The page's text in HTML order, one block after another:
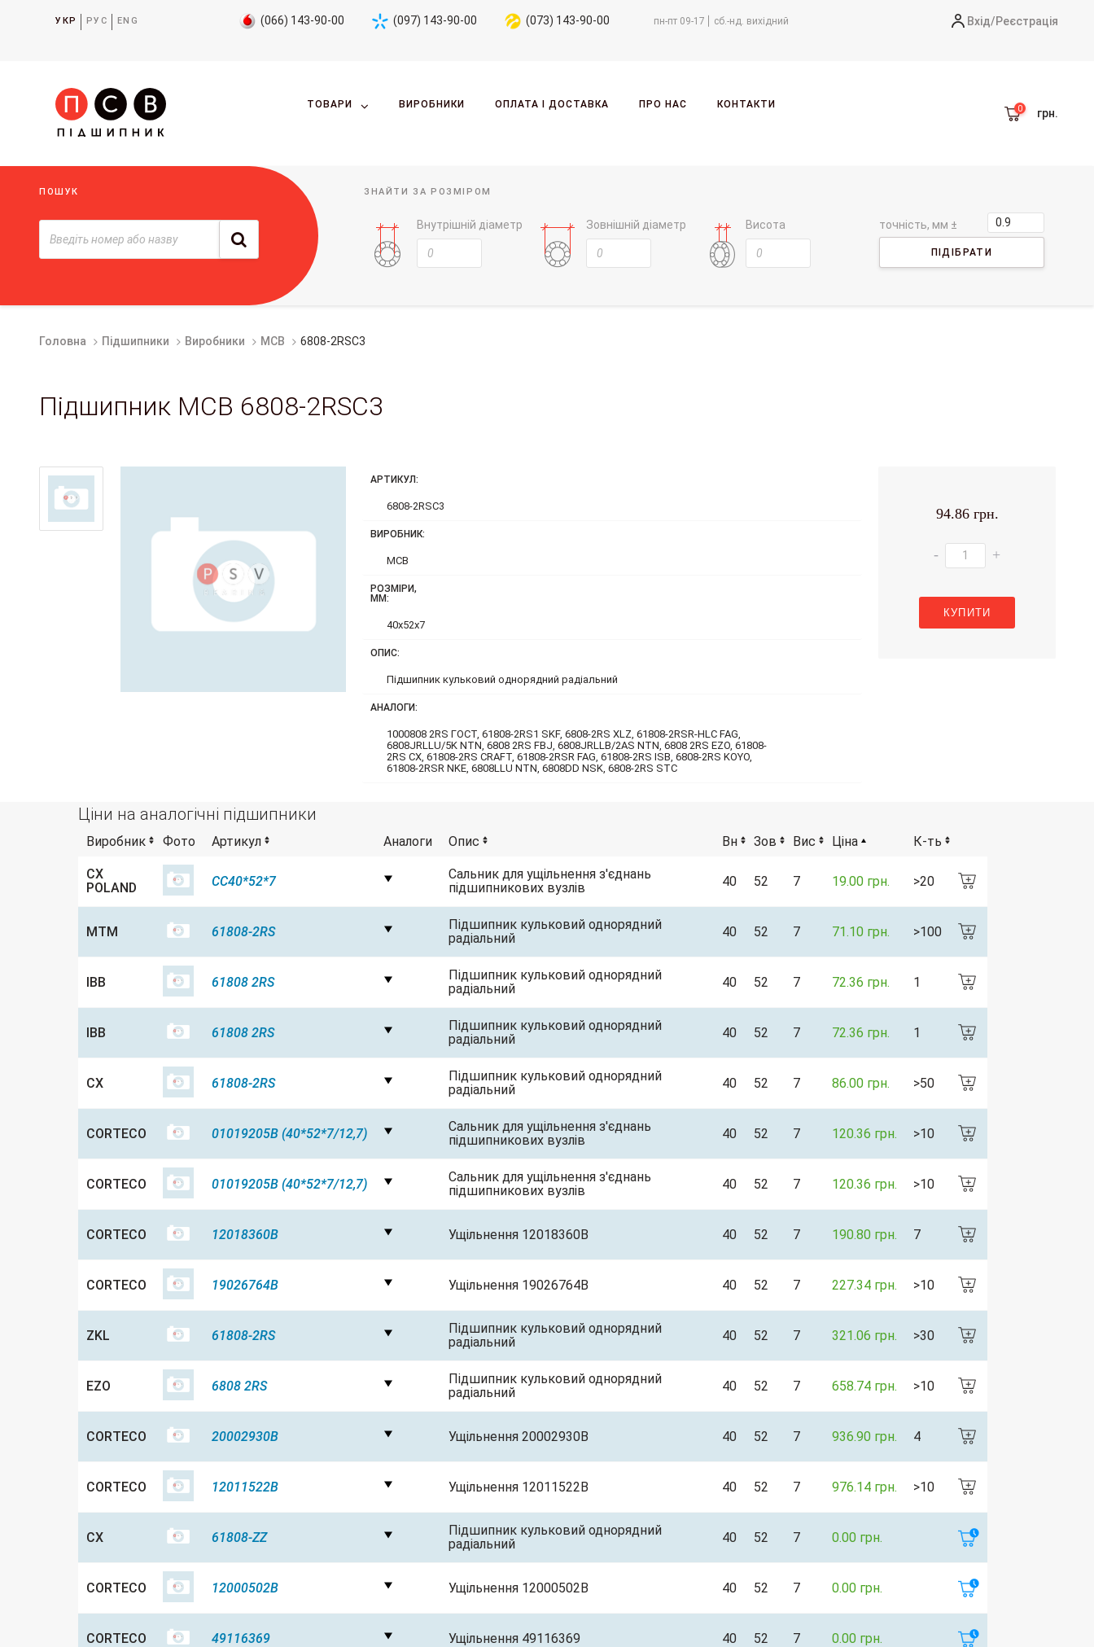
УКР РУС ENG пн-пт 09-17 сб.-нд. вихідний
(066) 143-90-00 (097) 143-90-00 (073) 143-90-00 Вхід/Реєстрація
ТОВАРИ ВИРОБНИКИ ОПЛАТА І ДОСТАВКА ПРО НАС КОНТАКТИ
грн.
ПОШУК ЗНАЙТИ ЗА РОЗМІРОМ
Внутрішній діаметр Зовнішній діаметр Висота точність, мм ±
ПІДІБРАТИ
Головна Підшипники Виробники MCB 6808-2RSC3
Підшипник MCB 6808-2RSC3
АРТИКУЛ:
6808-2RSC3
ВИРОБНИК:
MCB
РОЗМІРИ,
ММ:
40x52x7
ОПИС:
Підшипник кульковий однорядний радіальний
АНАЛОГИ:
1000808 2RS ГОСТ, 61808-2RS1 SKF, 6808-2RS XLZ, 61808-2RSR-HLC FAG,
6808JRLLU/5K NTN, 6808 2RS FBJ, 6808JRLLB/2AS NTN, 6808 2RS EZO, 61808-
2RS CX, 61808-2RS CRAFT, 61808-2RSR FAG, 61808-2RS ISB, 6808-2RS KOYO,
61808-2RSR NKE, 6808LLU NTN, 6808DD NSK, 6808-2RS STC
94.86 грн.
- +
КУПИТИ
Ціни на аналогічні підшипники
Виробник Фото Артикул Аналоги Опис Вн Зов Вис Ціна К-ть
CX
POLAND
CC40*52*7
Сальник для ущільнення з'єднань
підшипникових вузлів
40 52 7 19.00 грн. >20
MTM 61808-2RS
Підшипник кульковий однорядний
радіальний
40 52 7 71.10 грн. >100
IBB 61808 2RS
Підшипник кульковий однорядний
радіальний
40 52 7 72.36 грн. 1
IBB 61808 2RS
Підшипник кульковий однорядний
радіальний
40 52 7 72.36 грн. 1
CX 61808-2RS
Підшипник кульковий однорядний
радіальний
40 52 7 86.00 грн. >50
CORTECO 01019205B (40*52*7/12,7)
Сальник для ущільнення з'єднань
підшипникових вузлів
40 52 7 120.36 грн. >10
CORTECO 01019205B (40*52*7/12,7)
Сальник для ущільнення з'єднань
підшипникових вузлів
40 52 7 120.36 грн. >10
CORTECO 12018360B Ущільнення 12018360B 40 52 7 190.80 грн. 7
CORTECO 19026764B Ущільнення 19026764B 40 52 7 227.34 грн. >10
ZKL 61808-2RS
Підшипник кульковий однорядний
радіальний
40 52 7 321.06 грн. >30
EZO 6808 2RS
Підшипник кульковий однорядний
радіальний
40 52 7 658.74 грн. >10
CORTECO 20002930B Ущільнення 20002930B 40 52 7 936.90 грн. 4
CORTECO 12011522B Ущільнення 12011522B 40 52 7 976.14 грн. >10
CX 61808-ZZ
Підшипник кульковий однорядний
радіальний
40 52 7 0.00 грн.
CORTECO 12000502B Ущільнення 12000502B 40 52 7 0.00 грн.
CORTECO 49116369 Ущільнення 49116369 40 52 7 0.00 грн.